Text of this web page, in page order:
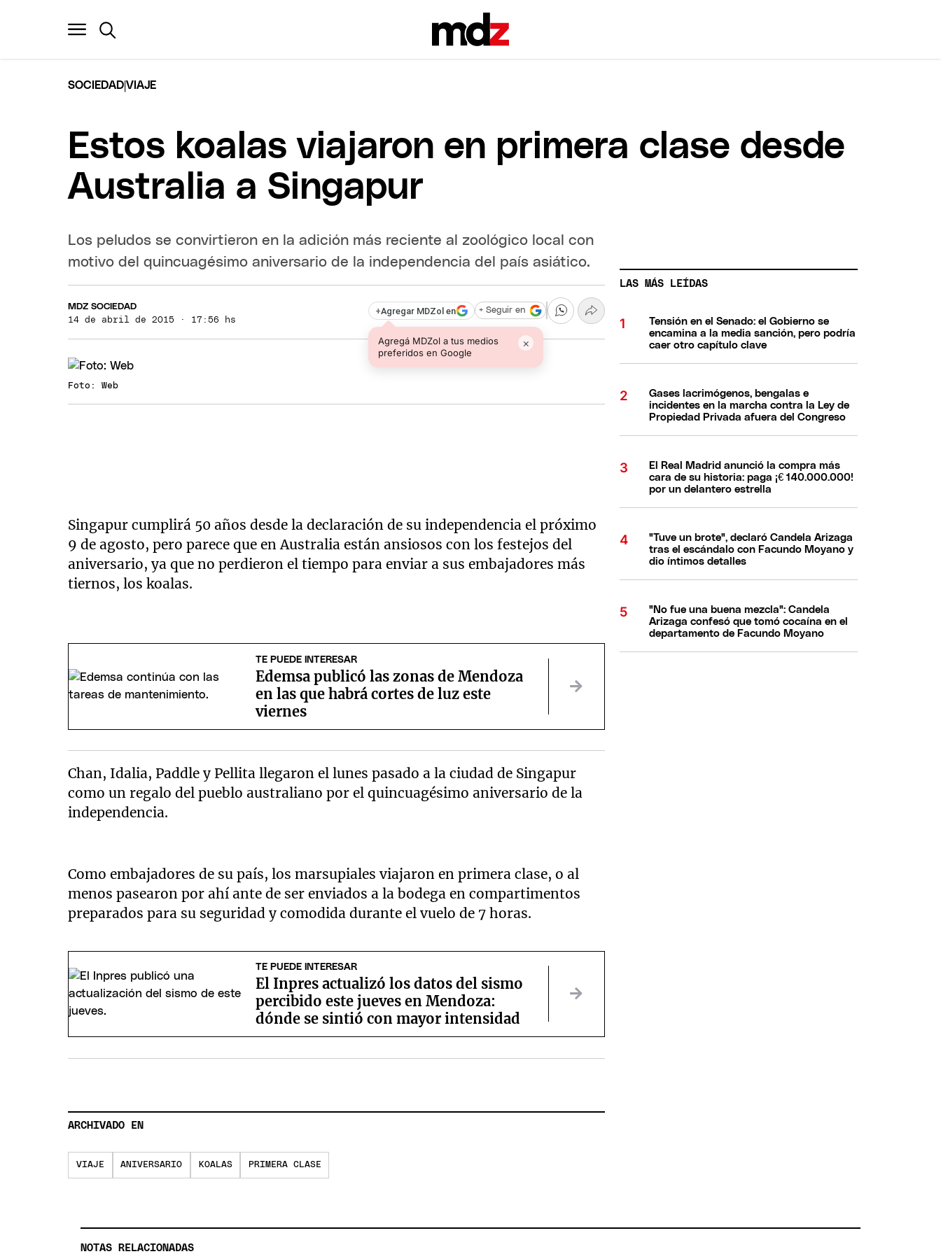
SOCIEDAD|VIAJE
Estos koalas viajaron en primera clase desde
Australia a Singapur
Los peludos se convirtieron en la adición más reciente al zoológico local con
motivo del quincuagésimo aniversario de la independencia del país asiático.
MDZ SOCIEDAD
14 de abril de 2015 · 17:56 hs
+Agregar MDZol en
Agregá MDZol a tus medios
preferidos en Google
×
+ Seguir en
Foto: Web
Singapur cumplirá 50 años desde la declaración de su independencia el próximo
9 de agosto, pero parece que en Australia están ansiosos con los festejos del
aniversario, ya que no perdieron el tiempo para enviar a sus embajadores más
tiernos, los koalas.
TE PUEDE INTERESAR
Edemsa publicó las zonas de Mendoza
en las que habrá cortes de luz este
viernes
Chan, Idalia, Paddle y Pellita llegaron el lunes pasado a la ciudad de Singapur
como un regalo del pueblo australiano por el quincuagésimo aniversario de la
independencia.
Como embajadores de su país, los marsupiales viajaron en primera clase, o al
menos pasearon por ahí ante de ser enviados a la bodega en compartimentos
preparados para su seguridad y comodida durante el vuelo de 7 horas.
TE PUEDE INTERESAR
El Inpres actualizó los datos del sismo
percibido este jueves en Mendoza:
dónde se sintió con mayor intensidad
ARCHIVADO EN
VIAJE ANIVERSARIO KOALAS PRIMERA CLASE
LAS MÁS LEÍDAS
Tensión en el Senado: el Gobierno se
encamina a la media sanción, pero podría
caer otro capítulo clave
Gases lacrimógenos, bengalas e
incidentes en la marcha contra la Ley de
Propiedad Privada afuera del Congreso
El Real Madrid anunció la compra más
cara de su historia: paga ¡€ 140.000.000!
por un delantero estrella
"Tuve un brote", declaró Candela Arizaga
tras el escándalo con Facundo Moyano y
dio íntimos detalles
"No fue una buena mezcla": Candela
Arizaga confesó que tomó cocaína en el
departamento de Facundo Moyano
NOTAS RELACIONADAS